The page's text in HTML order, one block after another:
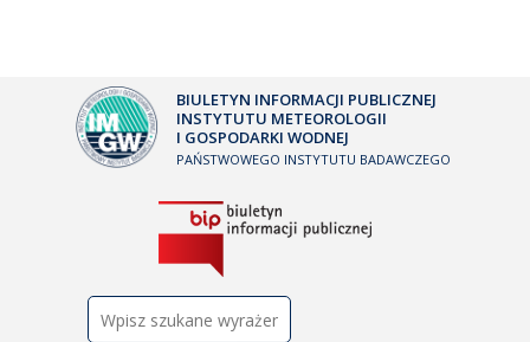
BIULETYN INFORMACJI PUBLICZNEJ
INSTYTUTU METEOROLOGII
I GOSPODARKI WODNEJ
PAŃSTWOWEGO INSTYTUTU BADAWCZEGO